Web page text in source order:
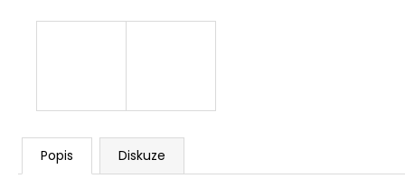
Popis Diskuze